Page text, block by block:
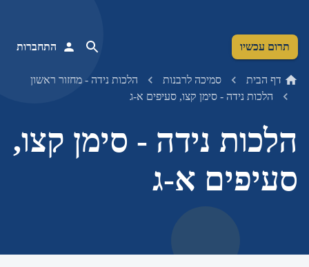
תרום עכשיו התחברות
דף הבית סמיכה לרבנות
הלכות נידה - מחזור ראשון
הלכות נידה - סימן קצו, סעיפים א-ג
הלכות נידה - סימן קצו,
סעיפים א-ג